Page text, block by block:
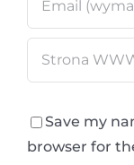
Save my
browser for